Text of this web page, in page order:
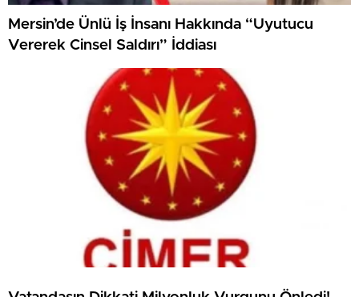
Mersin’de Ünlü İş İnsanı Hakkında “Uyutucu
Vererek Cinsel Saldırı” İddiası